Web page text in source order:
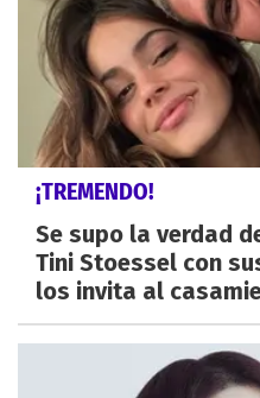
¡TREMENDO!
Se supo la verdad
Tini Stoessel con
los invita al